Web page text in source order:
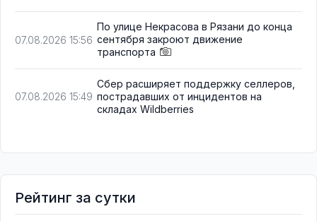
07.08.2026 15:56
По улице Некрасова в Рязани до конца
сентября закроют движение
транспорта
07.08.2026 15:49
Сбер расширяет поддержку селлеров,
пострадавших от инцидентов на
складах Wildberries
Рейтинг за сутки